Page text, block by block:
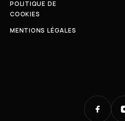
POLITIQUE DE
COOKIES
MENTIONS LÉGALES